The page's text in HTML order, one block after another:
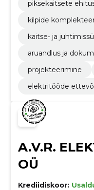
piksekaitsete
kilpide
kaitse- ja
aruandlus ja
projekteerimine
elektritööde
A.V.R.
OÜ
Krediidiskoor: